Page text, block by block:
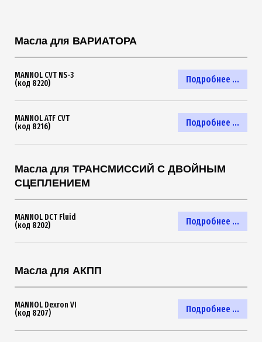
Масла для ВАРИАТОРА
Подробнее ...
MANNOL CVT NS-3
(код 8220)
Подробнее ...
MANNOL ATF CVT
(код 8216)
Масла для ТРАНСМИССИЙ С ДВОЙНЫМ
СЦЕПЛЕНИЕМ
Подробнее ...
MANNOL DCT Fluid
(код 8202)
Масла для АКПП
Подробнее ...
MANNOL Dexron VI
(код 8207)